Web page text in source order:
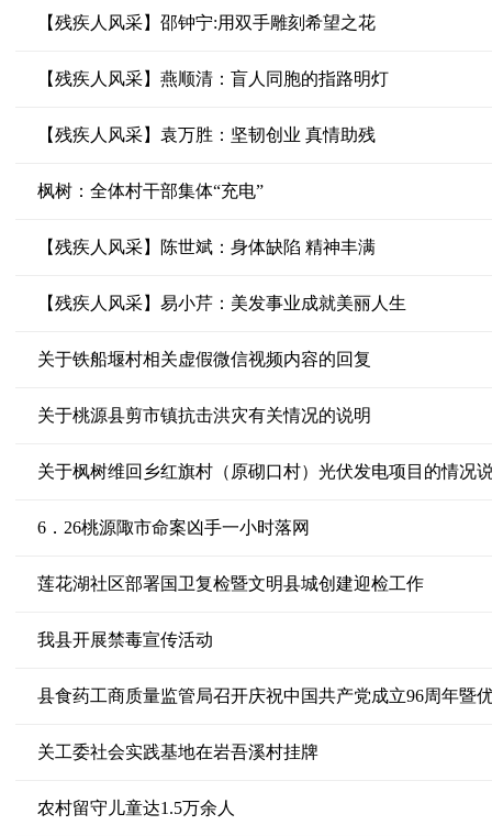
【残疾人风采】邵钟宁:用双手雕刻希望之花
【残疾人风采】燕顺清：盲人同胞的指路明灯
【残疾人风采】袁万胜：坚韧创业 真情助残
枫树：全体村干部集体“充电”
【残疾人风采】陈世斌：身体缺陷 精神丰满
【残疾人风采】易小芹：美发事业成就美丽人生
关于铁船堰村相关虚假微信视频内容的回复
关于桃源县剪市镇抗击洪灾有关情况的说明
关于枫树维回乡红旗村（原砌口村）光伏发电项目的情况
6．26桃源陬市命案凶手一小时落网
莲花湖社区部署国卫复检暨文明县城创建迎检工作
我县开展禁毒宣传活动
县食药工商质量监管局召开庆祝中国共产党成立96周年暨
关工委社会实践基地在岩吾溪村挂牌
农村留守儿童达1.5万余人